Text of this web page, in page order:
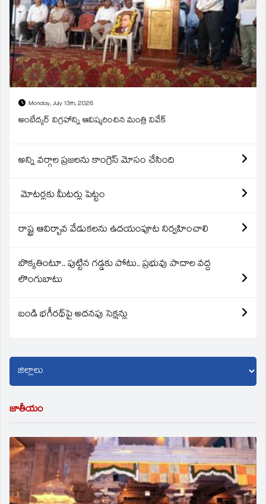
Monday, July 13th, 2026
అంబేద్కర్ విగ్రహాన్ని ఆవిష్కరించిన మంత్రి వివేక్
అన్ని వర్గాల ప్రజలను కాంగ్రెస్ మోసం చేసింది
మోటర్లకు మీటర్లు పెట్టం
రాష్ట్ర ఆవిర్బావ వేడుకలను ఉదయంపూట నిర్వహించాలి
బొక్కతింటూ.. పుట్టిన గడ్డకు పోటు.. ప్రభువు పాదాల వద్ద
లొంగుబాటు
బండి భగీరథ్‌పై అదనపు సెక్షన్లు
జాతీయం